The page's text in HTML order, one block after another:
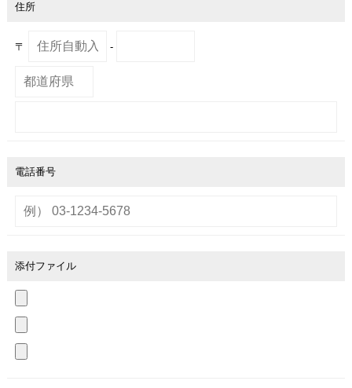
住所
〒 -
電話番号
添付ファイル